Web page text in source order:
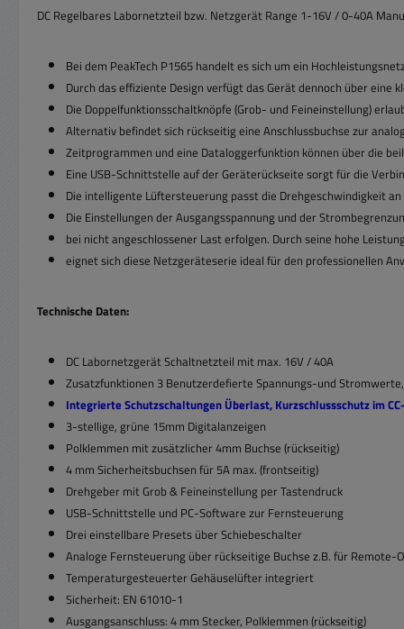
DC Regelbares Labornetzteil bzw. Netzgerät Range 1-16V / 0-40A
Bei dem PeakTech P1565 handelt es sich um ein
Durch das effiziente Design verfügt das Gerät dennoch über eine
Die Doppelfunktionsschaltknöpfe (Grob- und Feineinstellung)
Alternativ befindet sich rückseitig eine Anschlussbuchse zur
Zeitprogrammen und eine Dataloggerfunktion können über die
Eine USB-Schnittstelle auf der Geräterückseite sorgt für die
Die intelligente Lüftersteuerung passt die Drehgeschwindigkeit
Die Einstellungen der Ausgangsspannung und der
bei nicht angeschlossener Last erfolgen. Durch seine hohe
eignet sich diese Netzgeräteserie ideal für den professionellen
Technische Daten:
DC Labornetzgerät Schaltnetzteil mit max. 16V / 40A
Zusatzfunktionen 3 Benutzerdefierte Spannungs-und
Integrierte Schutzschaltungen Überlast, Kurzschlussschutz im
3-stellige, grüne 15mm Digitalanzeigen
Polklemmen mit zusätzlicher 4mm Buchse (rückseitig)
4 mm Sicherheitsbuchsen für 5A max. (frontseitig)
Drehgeber mit Grob & Feineinstellung per Tastendruck
USB-Schnittstelle und PC-Software zur Fernsteuerung
Drei einstellbare Presets über Schiebeschalter
Analoge Fernsteuerung über rückseitige Buchse z.B. für Remote-
Temperaturgesteuerter Gehäuselüfter integriert
Sicherheit: EN 61010-1
Ausgangsanschluss: 4 mm Stecker, Polklemmen (rückseitig)